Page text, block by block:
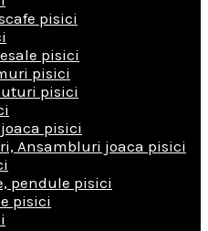
pisici
pisici
pisici
pisici
pisici
Ansambluri joaca pisici
pendule pisici
pisici